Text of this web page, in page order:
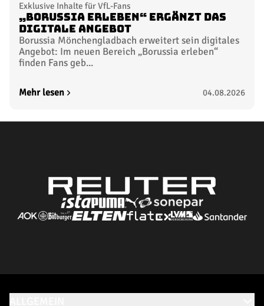
Exklusive Inhalte für VfL-Fans
„Borussia erleben“ ergänzt das
digitale Angebot
Borussia Mönchengladbach erweitert sein digitales
Angebot: Im neuen Bereich „Borussia erleben“
finden Fans geb...
Mehr lesen 04.08.2026